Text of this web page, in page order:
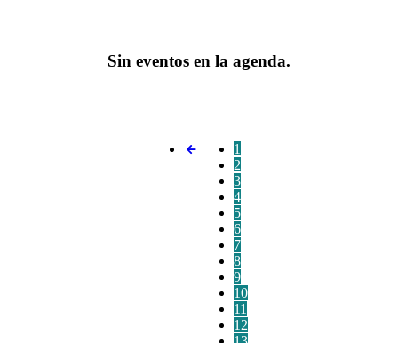
Sin eventos en la agenda.
1
2
3
4
5
6
7
8
9
10
11
12